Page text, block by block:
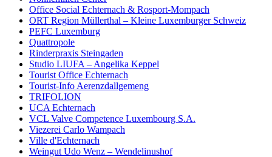
Office Social Echternach & Rosport-Mompach
ORT Region Müllerthal – Kleine Luxemburger Schweiz
PEFC Luxemburg
Quattropole
Rinderpraxis Steingaden
Studio LIUFA – Angelika Keppel
Tourist Office Echternach
Tourist-Info Aerenzdallgemeng
TRIFOLION
UCA Echternach
VCL Valve Competence Luxembourg S.A.
Viezerei Carlo Wampach
Ville d'Echternach
Weingut Udo Wenz – Wendelinushof